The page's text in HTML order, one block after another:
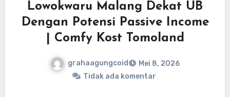
Lowokwaru Malang Dekat UB
Dengan Potensi Passive Income
| Comfy Kost Tomoland
grahaagungcoid
Mei 8, 2026
Tidak ada komentar